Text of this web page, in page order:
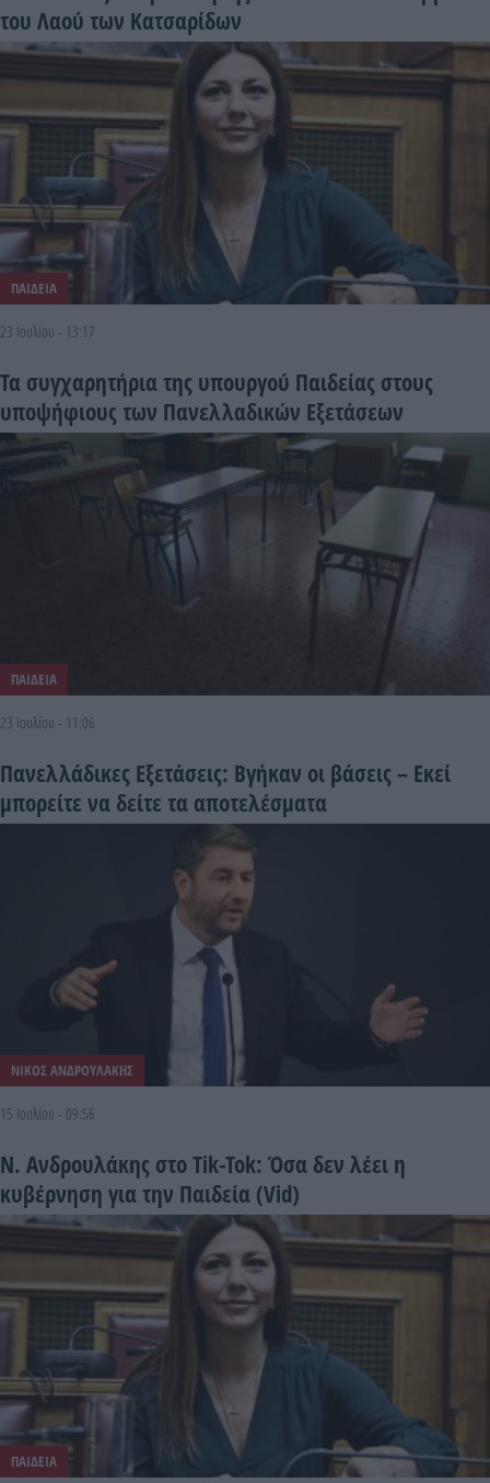
του Λαού των Κατσαρίδων
ΠΑΙΔΕΙΑ
23 Ιουλίου - 13:17
Τα συγχαρητήρια της υπουργού Παιδείας στους
υποψήφιους των Πανελλαδικών Εξετάσεων
ΠΑΙΔΕΙΑ
23 Ιουλίου - 11:06
Πανελλάδικες Εξετάσεις: Βγήκαν οι βάσεις – Εκεί
μπορείτε να δείτε τα αποτελέσματα
ΝΙΚΟΣ ΑΝΔΡΟΥΛΑΚΗΣ
15 Ιουλίου - 09:56
Ν. Ανδρουλάκης στο Tik-Tok: Όσα δεν λέει η
κυβέρνηση για την Παιδεία (Vid)
ΠΑΙΔΕΙΑ